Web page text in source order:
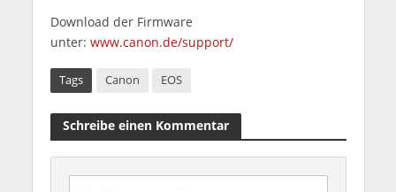
Download der Firmware
unter: www.canon.de/support/
Tags Canon EOS
Schreibe einen Kommentar